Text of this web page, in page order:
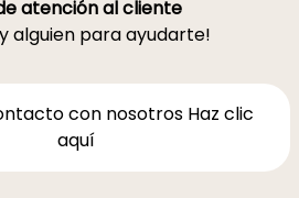
atención al cliente
alguien para ayudarte!
con nosotros Haz clic
aquí